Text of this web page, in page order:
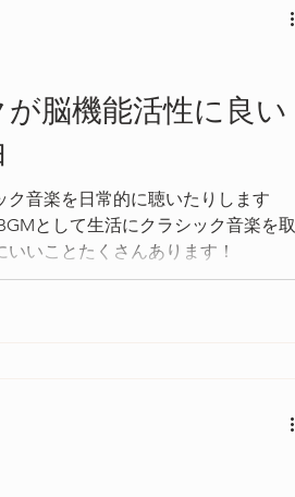
脳機能活性に良い
ク音楽を日常的に聴いたりします
として生活にクラシック音楽を取
いいことたくさんあります！